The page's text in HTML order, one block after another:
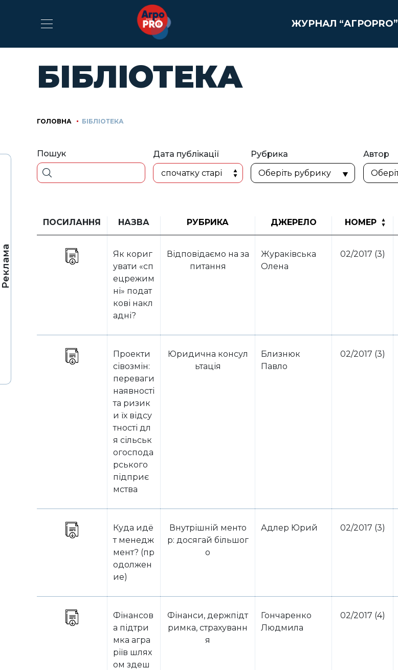
Реклама
ЖУРНАЛ “АГРОPRO”
БІБЛІОТЕКА
ГОЛОВНА БІБЛІОТЕКА
Пошук
Дата публікації
спочатку старі
Рубрика Автор
ПОСИЛАННЯ НАЗВА РУБРИКА ДЖЕРЕЛО НОМЕР
Як кориг
увати «сп
ецрежим
ні» подат
кові накл
адні?
Відповідаємо на за
питання
Жураківська
Олена
02/2017 (3)
Проекти
сівозмін:
переваги
наявності
та ризик
и їх відсу
тності дл
я сільськ
огоспода
рського
підприє
мства
Юридична консул
ьтація
​Близнюк
Павло
02/2017 (3)
Куда идё
т менедж
мент? (пр
одолжен
ие)
Внутрішній менто
р: досягай більшог
о
Адлер Юрий 02/2017 (3)
Фінансов
а підтри
мка агра
ріїв шлях
ом здеш
Фінанси, держпідт
римка, страхуванн
я
Гончаренко
Людмила
02/2017 (4)